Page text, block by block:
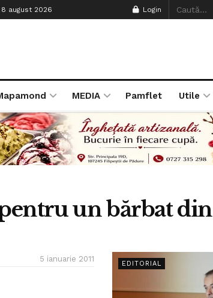
august 2026 Login
MEDIA Pamflet Utile
un bărbat din
5 ianuarie 2011
EDITORIAL